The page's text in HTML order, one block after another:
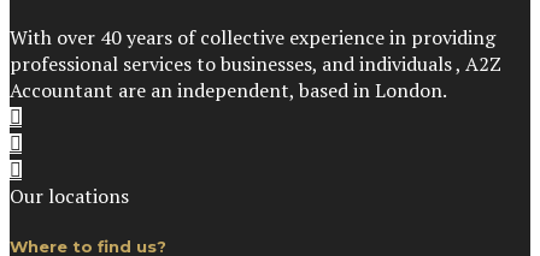
With over 40 years of collective experience in providing
professional services to businesses, and individuals , A2Z
Accountant are an independent, based in London.
Our locations
Where to find us?